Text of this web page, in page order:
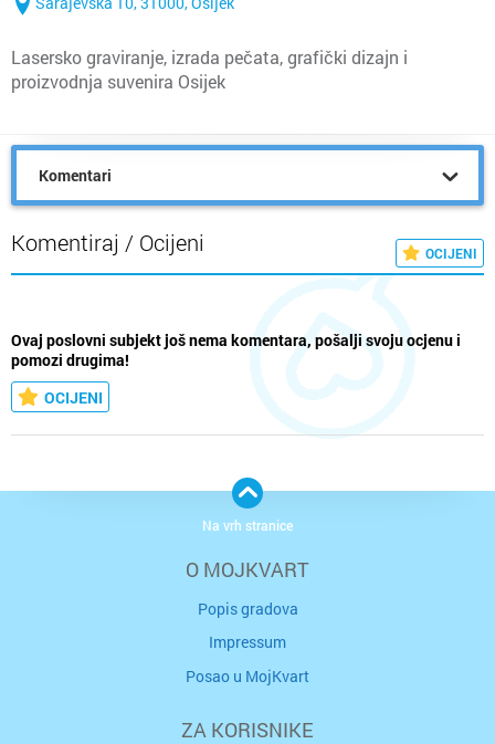
Lasersko graviranje, izrada pečata, grafički dizajn i
proizvodnja suvenira Osijek
Komentari
Komentiraj / Ocijeni OCIJENI
Ovaj poslovni subjekt još nema komentara, pošalji svoju ocjenu i
pomozi drugima!
OCIJENI
O MOJKVART
Popis gradova
Impressum
Posao u MojKvart
ZA KORISNIKE
Na vrh stranice